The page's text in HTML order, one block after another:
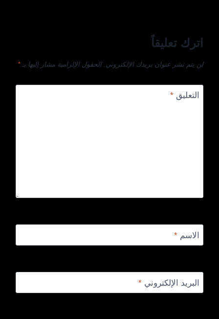
اترك تعليقاً
لن يتم نشر عنوان بريدك الإلكتروني. الحقول الإلزامية مشار إليها بـ*
التعليق*
الاسم*
البريد الإلكتروني*